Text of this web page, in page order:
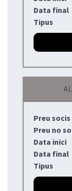
Data final
Tipus
Preu socis
Preu no
Data inici
Data final
Tipus